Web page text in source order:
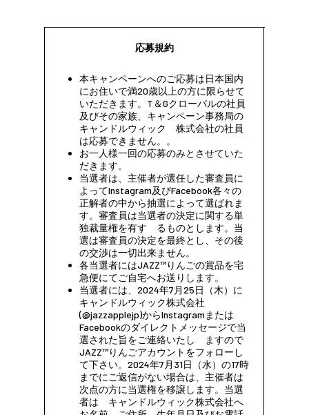
応募規約
本キャンペーンへのご応募は日本国内
にお住いで満20歳以上の方に限らせて
いただきます。T＆Gクローバルの社員
及びその家族、キャンペーン事務局の
キャンドルウィック 株式会社の社員
は応募できません。。
お一人様一回の応募のみとさせていた
だきます。
当選者は、主催者が選任した審査員に
よってInstagram及びFacebook各々の
正解者の中から抽選によって選ばれま
す。審査員は当選者の決定に関する単
独裁量権を有す るものとします。当
選は審査員の決定を最終とし、その後
の交渉は一切出来ません。
各当選者にはJAZZ™りんごの賞品を宅
急便にてご自宅へお送りします。
当選者には、2024年7月25日（木）に
キャンドルウィック株式会社
(@jazzapplejp)からInstagramまたは
Facebookのダイレクトメッセージで当
選された旨をご連絡いたし ますので
JAZZ™りんごアカウントをフォローし
て下さい。2024年7月31日（水）の17時
までにご返信がない場合は、主催者は
次点の方に当選権を移譲します。当選
者は キャンドルウィック株式会社へ